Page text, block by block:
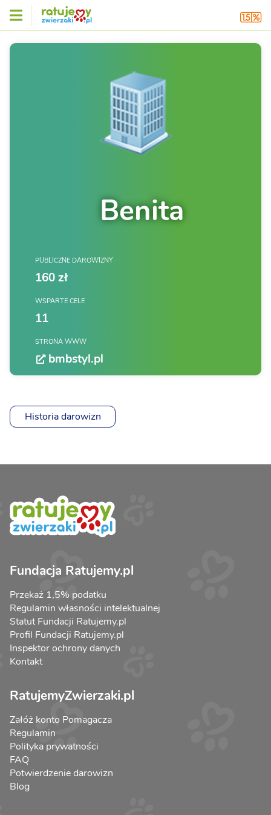
Benita
PUBLICZNE DAROWIZNY
160 zł
WSPARTE CELE
11
STRONA WWW
bmbstyl.pl
Historia darowizn
Fundacja Ratujemy.pl
Przekaż 1,5% podatku
Regulamin własności intelektualnej
Statut Fundacji Ratujemy.pl
Profil Fundacji Ratujemy.pl
Inspektor ochrony danych
Kontakt
RatujemyZwierzaki.pl
Załóż konto Pomagacza
Regulamin
Polityka prywatności
FAQ
Potwierdzenie darowizn
Blog